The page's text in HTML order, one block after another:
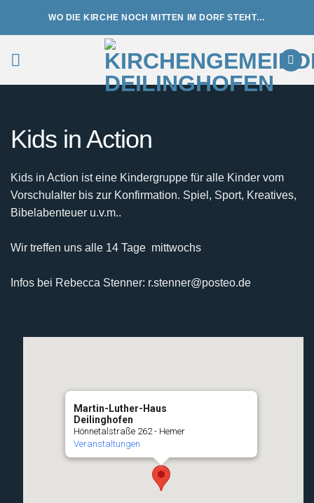
WO DIE KIRCHE NOCH MITTEN IM DORF STEHT…
Kids in Action
Kids in Action ist eine Kindergruppe für alle Kinder vom
Vorschulalter bis zur Konfirmation. Spiel, Sport, Kreatives,
Bibelabenteuer u.v.m..
Wir treffen uns alle 14 Tage mittwochs
Infos bei Rebecca Stenner: r.stenner@posteo.de
Martin-Luther-Haus
Deilinghofen
Hönnetalstraße 262 - Hemer
Veranstaltungen